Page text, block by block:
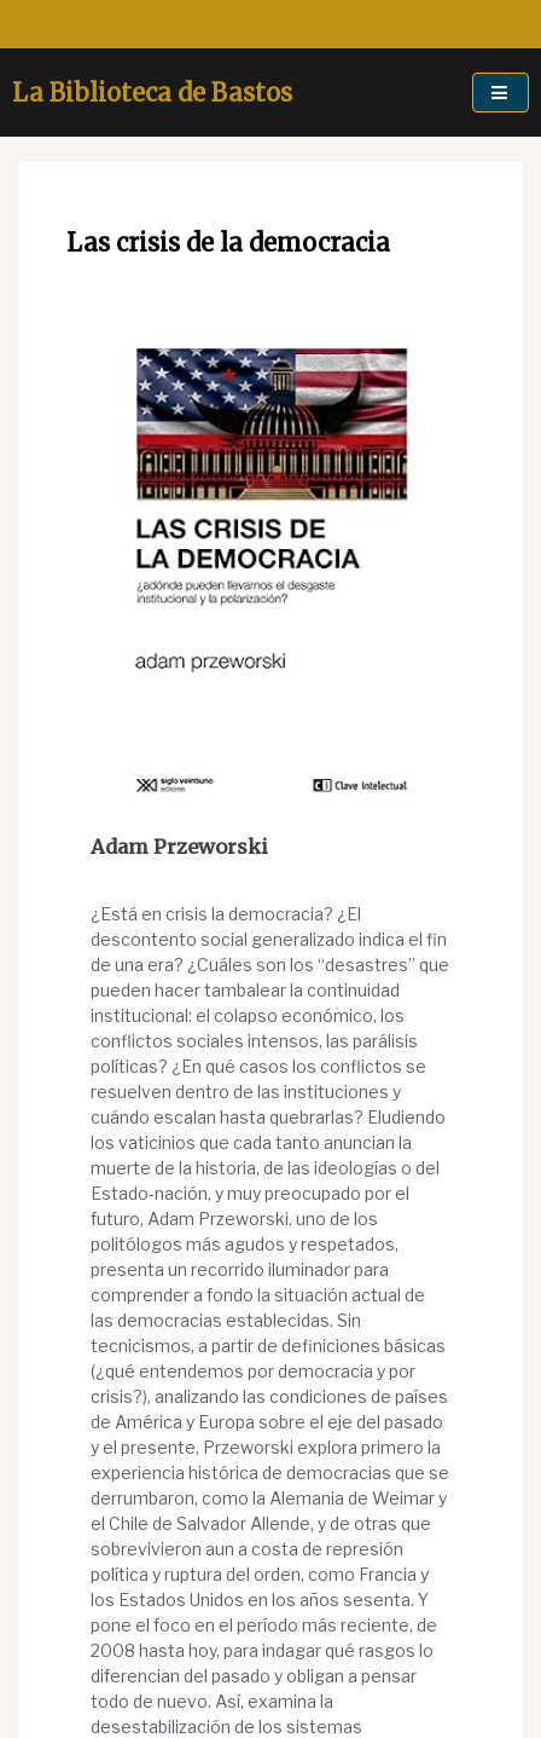
La Biblioteca de Bastos
Las crisis de la democracia
Adam Przeworski
¿Está en crisis la democracia? ¿El
descontento social generalizado indica el fin
de una era? ¿Cuáles son los “desastres” que
pueden hacer tambalear la continuidad
institucional: el colapso económico, los
conflictos sociales intensos, las parálisis
políticas? ¿En qué casos los conflictos se
resuelven dentro de las instituciones y
cuándo escalan hasta quebrarlas? Eludiendo
los vaticinios que cada tanto anuncian la
muerte de la historia, de las ideologías o del
Estado-nación, y muy preocupado por el
futuro, Adam Przeworski, uno de los
politólogos más agudos y respetados,
presenta un recorrido iluminador para
comprender a fondo la situación actual de
las democracias establecidas. Sin
tecnicismos, a partir de definiciones básicas
(¿qué entendemos por democracia y por
crisis?), analizando las condiciones de países
de América y Europa sobre el eje del pasado
y el presente, Przeworski explora primero la
experiencia histórica de democracias que se
derrumbaron, como la Alemania de Weimar y
el Chile de Salvador Allende, y de otras que
sobrevivieron aun a costa de represión
política y ruptura del orden, como Francia y
los Estados Unidos en los años sesenta. Y
pone el foco en el período más reciente, de
2008 hasta hoy, para indagar qué rasgos lo
diferencian del pasado y obligan a pensar
todo de nuevo. Así, examina la
desestabilización de los sistemas